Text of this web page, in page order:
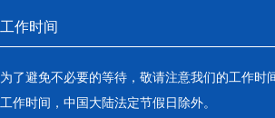
工作时间
为了避免不必要的等待，敬请注意我们的工作时
工作时间，中国大陆法定节假日除外。